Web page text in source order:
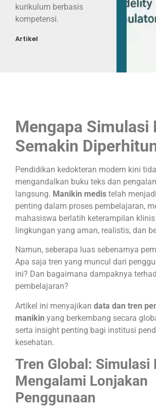
kurikulum berbasis
kompetensi.
Artikel
Mengapa Simulasi
Semakin
Pendidikan kedokteran modern kini
mengandalkan buku teks dan
langsung. Manikin medis telah
penting dalam proses pembelajaran,
mahasiswa berlatih keterampilan
lingkungan yang aman, realistis, dan
Namun, seberapa luas sebenarnya
Apa saja tren yang muncul dari
ini? Dan bagaimana dampaknya
pembelajaran?
Artikel ini menyajikan data dan tren
manikin yang berkembang secara
serta insight penting bagi institusi
kesehatan.
Tren Global: Simulasi
Mengalami Lonjakan
Penggunaan